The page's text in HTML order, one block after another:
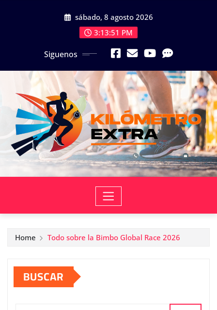
sábado, 8 agosto 2026
3:13:52 PM
Siguenos
Home Todo sobre la Bimbo Global Race 2026
BUSCAR